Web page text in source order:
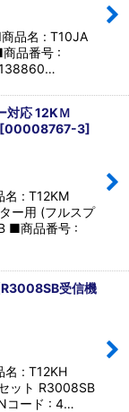
品名 : T10JA
品番号 :
対応 12KＭ
[00008767-3]
: T12KM
ー用 (フルスプ
■商品番号 :
受信機
: T12KH
ット R3008SB
コード : 4…